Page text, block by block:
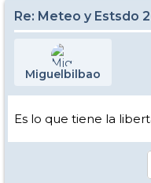
Re: Meteo y Estsdo
Miguelbilbao
Es lo que tiene la